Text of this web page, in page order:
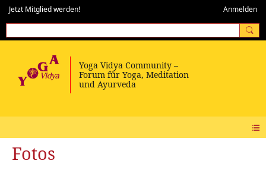
Jetzt Mitglied werden! Anmelden
Fotos